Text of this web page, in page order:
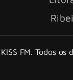
FM. Todos os